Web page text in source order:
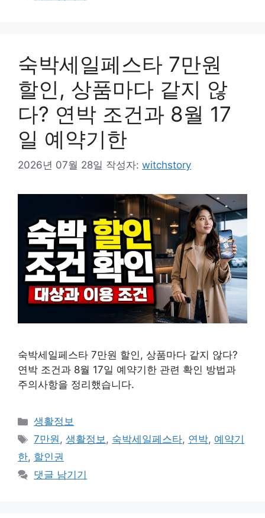
숙박세일페스타 7만원
할인, 상품마다 같지 않
다? 연박 조건과 8월 17
일 예약기한
2026년 07월 28일 작성자: witchstory
숙박세일페스타 7만원 할인, 상품마다 같지 않다?
연박 조건과 8월 17일 예약기한 관련 확인 방법과
주의사항을 정리했습니다.
카
테
리
생활정보
태
그
7만원,생활정보, 숙박세일페스타, 연박, 예약기
한, 할인권
댓글 남기기